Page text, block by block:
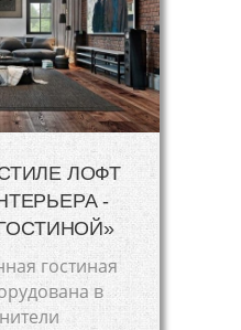
ЛОФТ
-
гостиная
в